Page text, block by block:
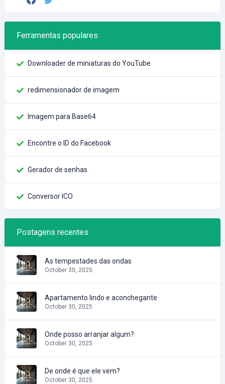
Ferramentas populares
Downloader de miniaturas do YouTube
redimensionador de imagem
Imagem para Base64
Encontre o ID do Facebook
Gerador de senhas
Conversor ICO
Postagens recentes
As tempestades das ondas
October 30, 2025
Apartamento lindo e aconchegante
October 30, 2025
Onde posso arranjar algum?
October 30, 2025
De onde é que ele vem?
October 30, 2025